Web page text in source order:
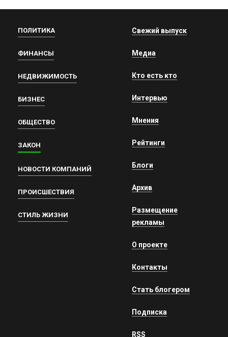
ПОЛИТИКА
ФИНАНСЫ
НЕДВИЖИМОСТЬ
БИЗНЕС
ОБЩЕСТВО
ЗАКОН
НОВОСТИ КОМПАНИЙ
ПРОИСШЕСТВИЯ
СТИЛЬ ЖИЗНИ
Свежий выпуск
Медиа
Кто есть кто
Интервью
Мнения
Рейтинги
Блоги
Архив
Размещение
рекламы
О проекте
Контакты
Стать блогером
Подписка
RSS